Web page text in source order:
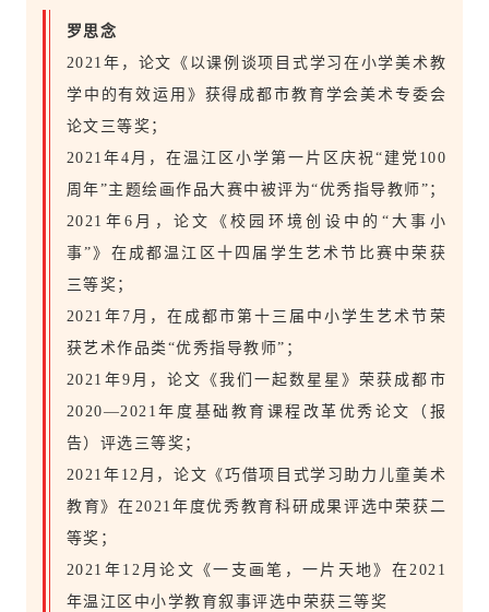
罗思念
2021年，论文《以课例谈项目式学习在小学美术教
学中的有效运用》获得成都市教育学会美术专委会
论文三等奖；
2021年4月，在温江区小学第一片区庆祝“建党100
周年”主题绘画作品大赛中被评为“优秀指导教师”；
2021年6月，论文《校园环境创设中的“大事小
事”》在成都温江区十四届学生艺术节比赛中荣获
三等奖；
2021年7月，在成都市第十三届中小学生艺术节荣
获艺术作品类“优秀指导教师”；
2021年9月，论文《我们一起数星星》荣获成都市
2020—2021年度基础教育课程改革优秀论文（报
告）评选三等奖；
2021年12月，论文《巧借项目式学习助力儿童美术
教育》在2021年度优秀教育科研成果评选中荣获二
等奖；
2021年12月论文《一支画笔，一片天地》在2021
年温江区中小学教育叙事评选中荣获三等奖